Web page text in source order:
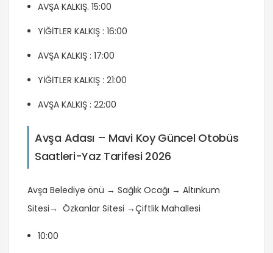
AVŞA KALKIŞ. 15:00
YİĞİTLER KALKIŞ : 16:00
AVŞA KALKIŞ : 17:00
YİĞİTLER KALKIŞ : 21:00
AVŞA KALKIŞ : 22:00
Avşa Adası – Mavi Koy Güncel Otobüs
Saatleri-Yaz Tarifesi 2026
Avşa Belediye önü → Sağlık Ocağı → Altınkum
Sitesi→ Özkanlar Sitesi →Çiftlik Mahallesi
10:00